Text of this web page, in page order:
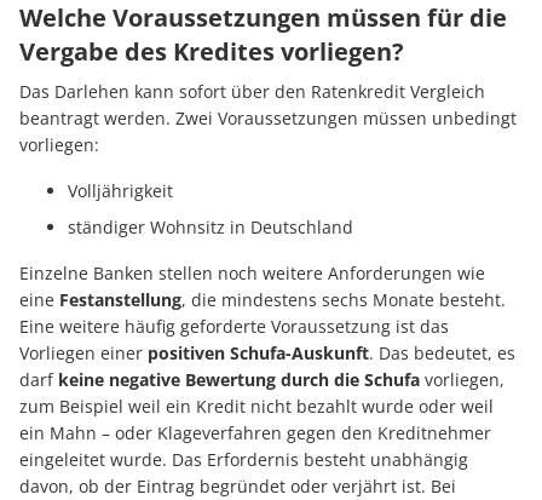
Welche Voraussetzungen müssen für die
Vergabe des Kredites vorliegen?
Das Darlehen kann sofort über den Ratenkredit Vergleich
beantragt werden. Zwei Voraussetzungen müssen unbedingt
vorliegen:
Volljährigkeit
ständiger Wohnsitz in Deutschland
Einzelne Banken stellen noch weitere Anforderungen wie
eine Festanstellung, die mindestens sechs Monate besteht.
Eine weitere häufig geforderte Voraussetzung ist das
Vorliegen einer positiven Schufa-Auskunft. Das bedeutet, es
darf keine negative Bewertung durch die Schufa vorliegen,
zum Beispiel weil ein Kredit nicht bezahlt wurde oder weil
ein Mahn – oder Klageverfahren gegen den Kreditnehmer
eingeleitet wurde. Das Erfordernis besteht unabhängig
davon, ob der Eintrag begründet oder verjährt ist. Bei